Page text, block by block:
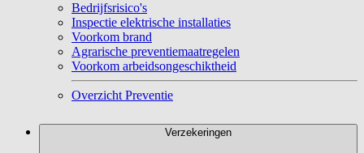
Bedrijfsrisico's
Inspectie elektrische installaties
Voorkom brand
Agrarische preventiemaatregelen
Voorkom arbeidsongeschiktheid
Overzicht Preventie
Verzekeringen